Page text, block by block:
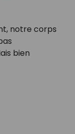
notre corps
bien